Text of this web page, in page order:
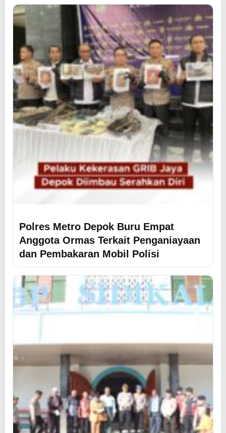
Polres Metro Depok Buru Empat
Anggota Ormas Terkait Penganiayaan
dan Pembakaran Mobil Polisi